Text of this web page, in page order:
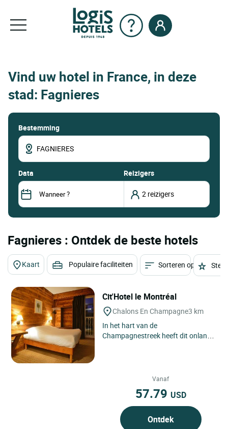
Vind uw hotel in France, in deze
stad: Fagnieres
Bestemming
data Reizigers
Fagnieres : Ontdek de beste hotels
Kaart Populaire faciliteiten Sorteren op
Cit'Hotel le Montréal
Chalons En Champagne3 km
In het hart van de
Champagnestreek heeft dit onlangs
Vanaf
57.79 USD
Ontdek